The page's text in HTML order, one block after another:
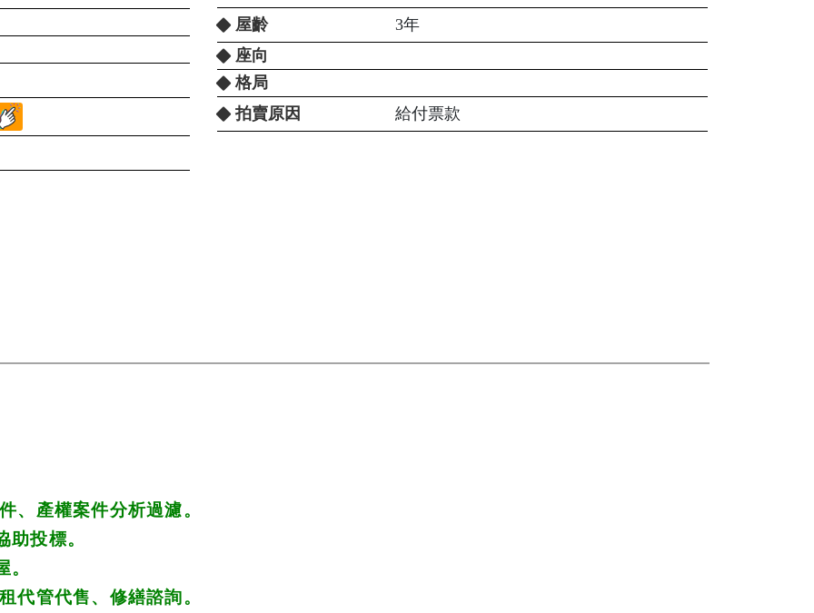
屋齡
3年
座向
格局
拍賣原因
給付票款
、產權案件分析過濾。
助投標。
。
代管代售、修繕諮詢。